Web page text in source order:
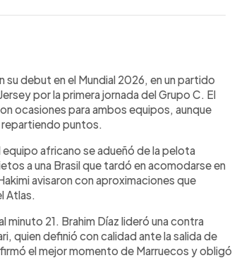
su debut en el Mundial 2026, en un partido
por la primera jornada del Grupo C. El
ocasiones para ambos equipos, aunque
puntos.
africano se adueñó de la pelota
a una Brasil que tardó en acomodarse en
avisaron con aproximaciones que
Atlas.
21. Brahim Díaz lideró una contra
quien definió con calidad ante la salida de
el mejor momento de Marruecos y obligó